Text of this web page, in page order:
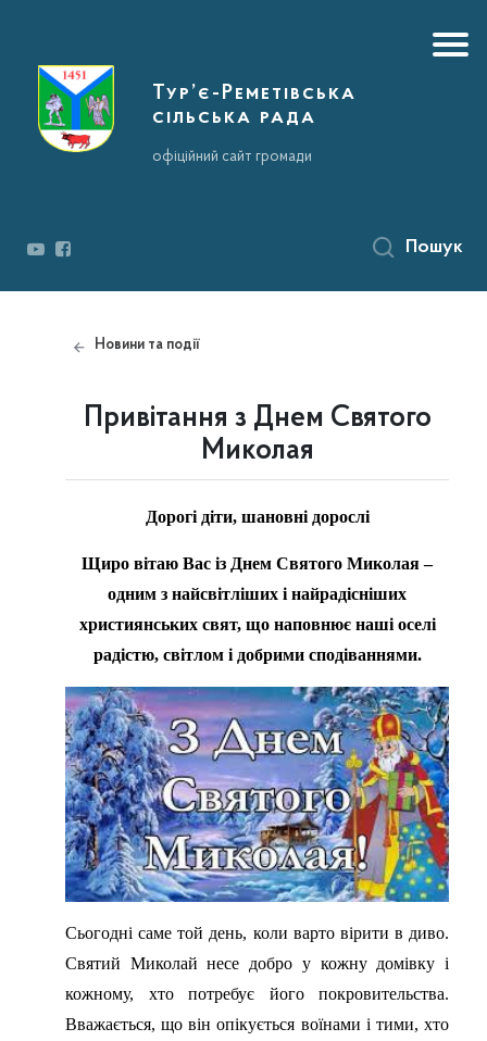
Тур’є-Реметівська
сільська рада
офіційний сайт громади
Пошук
Новини та події
Привітання з Днем Святого
Миколая
Дорогі діти, шановні дорослі
Щиро вітаю Вас із Днем Святого Миколая –
одним з найсвітліших і найрадісніших
християнських свят, що наповнює наші оселі
радістю, світлом і добрими сподіваннями.
Сьогодні саме той день, коли варто вірити в диво.
Святий Миколай несе добро у кожну домівку і
кожному, хто потребує його покровительства.
Вважається, що він опікується воїнами і тими, хто